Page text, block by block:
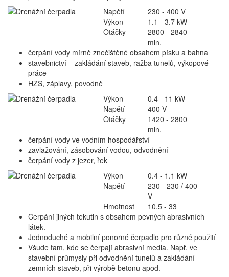
Napětí
230 - 400 V
Výkon
1.1 - 3.7 kW
Otáčky
2800 - 2840
min.
čerpání vody mírně znečištěné obsahem písku a bahna
stavebnictví – zakládání staveb, ražba tunelů, výkopové
práce
HZS, záplavy, povodně
Výkon
0.4 - 11 kW
Napětí
400 V
Otáčky
1420 - 2800
min.
čerpání vody ve vodním hospodářství
zavlažování, zásobování vodou, odvodnění
čerpání vody z jezer, řek
Výkon
0.4 - 1.1 kW
Napětí
230 - 230 / 400
V
Hmotnost
10.5 - 33
Čerpání jiných tekutin s obsahem pevných abrasivních
látek.
Jednoduché a mobilní ponorné čerpadlo pro různé použití
Všude tam, kde se čerpají abrasivní media. Např. ve
stavební průmysly při odvodnění tunelů a zakládání
zemních staveb, při výrobě betonu apod.